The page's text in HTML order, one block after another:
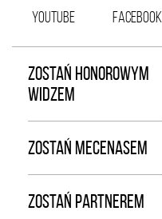
YOUTUBE FACEBOOK
ZOSTAŃ HONOROWYM
WIDZEM
ZOSTAŃ MECENASEM
ZOSTAŃ PARTNEREM